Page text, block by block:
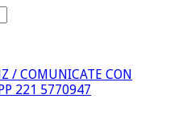
/ COMUNICATE CON
221 5770947